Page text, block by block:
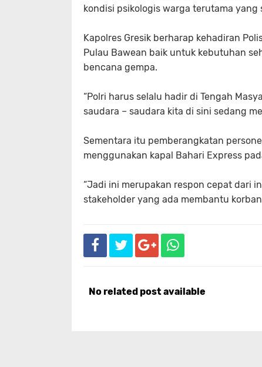
kondisi psikologis warga terutama yang
Kapolres Gresik berharap kehadiran
Pulau Bawean baik untuk kebutuhan
bencana gempa.
“Polri harus selalu hadir di Tengah
saudara – saudara kita di sini sedang
Sementara itu pemberangkatan
menggunakan kapal Bahari Express
“Jadi ini merupakan respon cepat dari
stakeholder yang ada membantu
No related post available